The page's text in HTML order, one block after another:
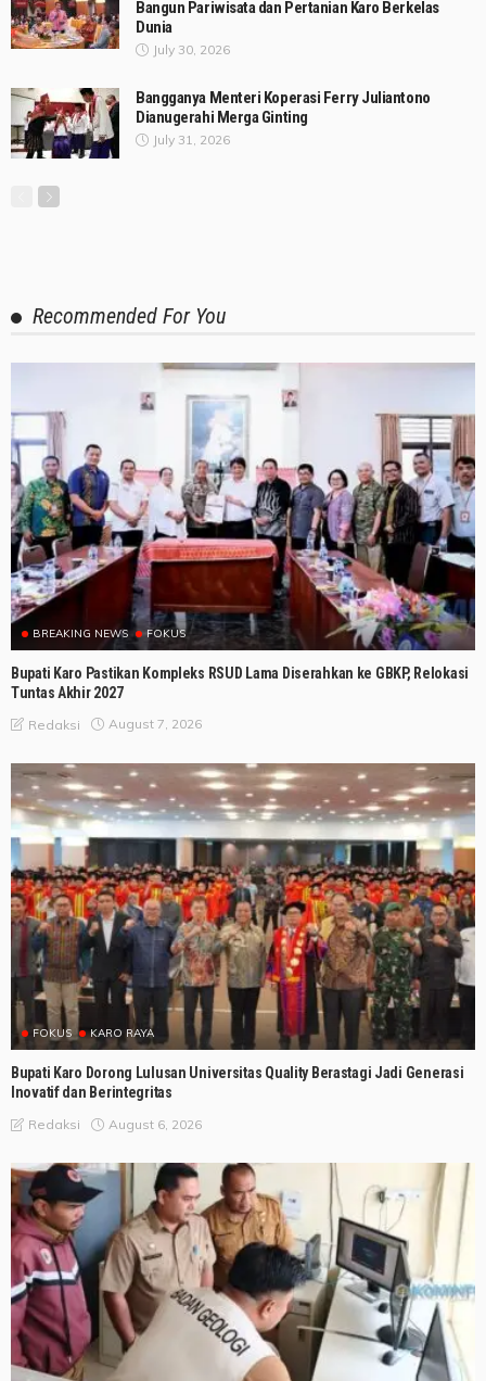
Bangun Pariwisata dan Pertanian Karo Berkelas
Dunia
July 30, 2026
Bangganya Menteri Koperasi Ferry Juliantono
Dianugerahi Merga Ginting
July 31, 2026
Recommended For You
BREAKING NEWS FOKUS
Bupati Karo Pastikan Kompleks RSUD Lama Diserahkan ke GBKP, Relokasi
Tuntas Akhir 2027
Redaksi August 7, 2026
FOKUS KARO RAYA
Bupati Karo Dorong Lulusan Universitas Quality Berastagi Jadi Generasi
Inovatif dan Berintegritas
Redaksi August 6, 2026